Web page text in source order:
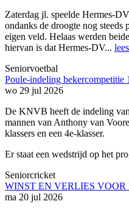
Zaterdag jl. speelde Hermes-
ondanks de droogte nog steeds
eigen veld. Helaas werden
hiervan is dat Hermes-DV...
Seniorvoetbal
Poule-indeling bekercompetitie
wo 29 jul 2026
De KNVB heeft de indeling
mannen van Anthony van
klassers en een 4e-klasser.
Er staat een wedstrijd op het
Seniorcricket
WINST EN VERLIES VOOR
ma 20 jul 2026